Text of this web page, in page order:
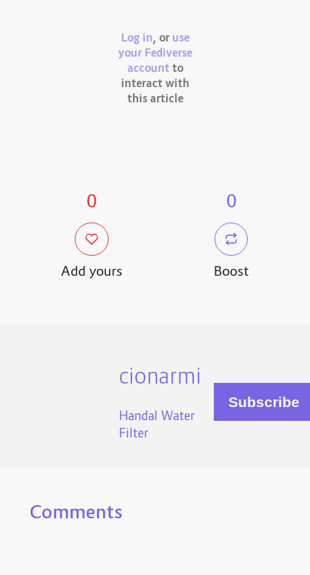
Log in, or use
your Fediverse
account to
interact with
this article
0
Add yours
0
Boost
cionarmi
Handal Water
Filter
Comments